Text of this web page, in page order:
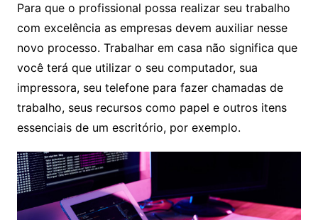
Para que o profissional possa realizar seu trabalho
com excelência as empresas devem auxiliar nesse
novo processo. Trabalhar em casa não significa que
você terá que utilizar o seu computador, sua
impressora, seu telefone para fazer chamadas de
trabalho, seus recursos como papel e outros itens
essenciais de um escritório, por exemplo.